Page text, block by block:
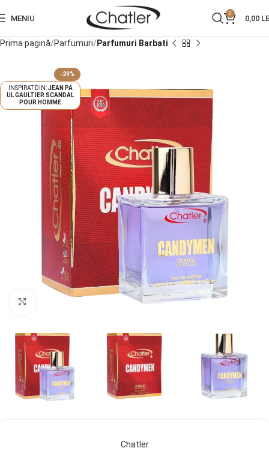
MENIU
0
0,00
Prima pagină Parfumuri Parfumuri Barbati
-29%
JEAN PA
UL GAULTIER SCANDAL
POUR HOMME
Chatler